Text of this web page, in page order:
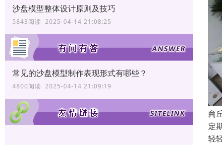
沙盘模型整体设计原则及技巧
5843阅读 2025-04-14 21:08:25
常见的沙盘模型制作表现形式有哪些？
4800阅读 2025-04-14 21:09:19
商
定
轻